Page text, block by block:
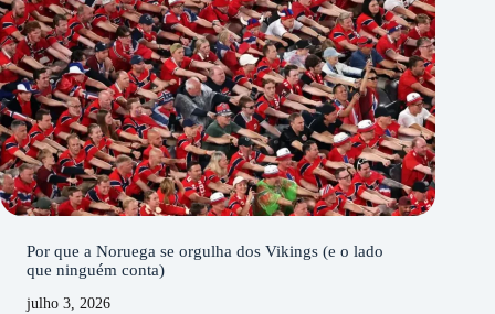
Por que a Noruega se orgulha dos Vikings (e o lado
que ninguém conta)
julho 3, 2026